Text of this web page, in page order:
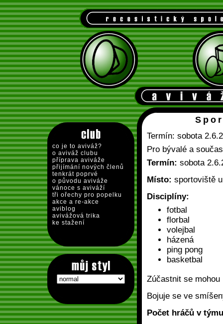
co je to aviváž?
o aviváž clubu
příprava aviváže
přijímání nových členů
tenkrát poprvé
o původu aviváže
vánoce s aviváží
tři ořechy pro popelku
akce a re-akce
aviblog
avivážová trika
ke stažení
Termín: sobota
Pro bývalé a
Termín: sobota
Místo: sportoviště
Disciplíny:
fotbal
florbal
volejbal
házená
ping pong
basketbal
Zúčastnit se
Bojuje se ve
Počet hráčů v